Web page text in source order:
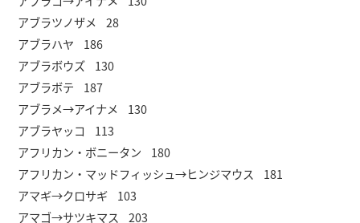
アブラツノザメ 28
アブラハヤ 186
アブラボウズ 130
アブラボテ 187
アブラメ→アイナメ 130
アブラヤッコ 113
アフリカン・ボニータン 180
アフリカン・マッドフィッシュ→ヒンジマウス 181
アマギ→クロサギ 103
アマゴ→サツキマス 203